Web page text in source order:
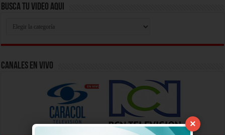
Busca Tu Video Aqui
Aqui
Canales En Vivo
×